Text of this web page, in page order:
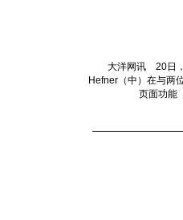
大洋网讯 20日，《
Hefner（中）在与两
页面功能